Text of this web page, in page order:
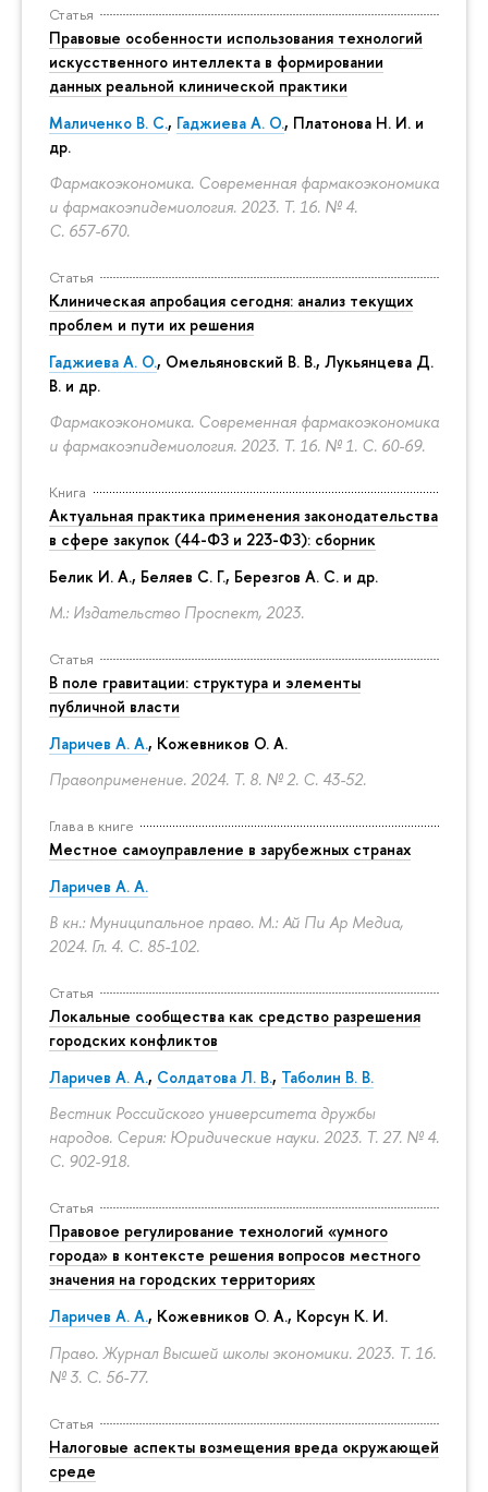
Статья
Правовые особенности использования технологий
искусственного интеллекта в формировании
данных реальной клинической практики
Маличенко В. С., Гаджиева А. О., Платонова Н. И. и
др.
Фармакоэкономика. Современная фармакоэкономика
и фармакоэпидемиология. 2023. Т. 16. № 4.
С. 657-670.
Статья
Клиническая апробация сегодня: анализ текущих
проблем и пути их решения
Гаджиева А. О., Омельяновский В. В., Лукьянцева Д.
В. и др.
Фармакоэкономика. Современная фармакоэкономика
и фармакоэпидемиология. 2023. Т. 16. № 1. С. 60-69.
Книга
Актуальная практика применения законодательства
в сфере закупок (44-ФЗ и 223-ФЗ): сборник
Белик И. А., Беляев С. Г., Березгов А. С. и др.
М.: Издательство Проспект, 2023.
Статья
В поле гравитации: структура и элементы
публичной власти
Ларичев А. А., Кожевников О. А.
Правоприменение. 2024. Т. 8. № 2. С. 43-52.
Глава в книге
Местное самоуправление в зарубежных странах
Ларичев А. А.
В кн.: Муниципальное право. М.: Ай Пи Ар Медиа,
2024. Гл. 4. С. 85-102.
Статья
Локальные сообщества как средство разрешения
городских конфликтов
Ларичев А. А., Солдатова Л. В., Таболин В. В.
Вестник Российского университета дружбы
народов. Серия: Юридические науки. 2023. Т. 27. № 4.
С. 902-918.
Статья
Правовое регулирование технологий «умного
города» в контексте решения вопросов местного
значения на городских территориях
Ларичев А. А., Кожевников О. А., Корсун К. И.
Право. Журнал Высшей школы экономики. 2023. Т. 16.
№ 3. С. 56-77.
Статья
Налоговые аспекты возмещения вреда окружающей
среде